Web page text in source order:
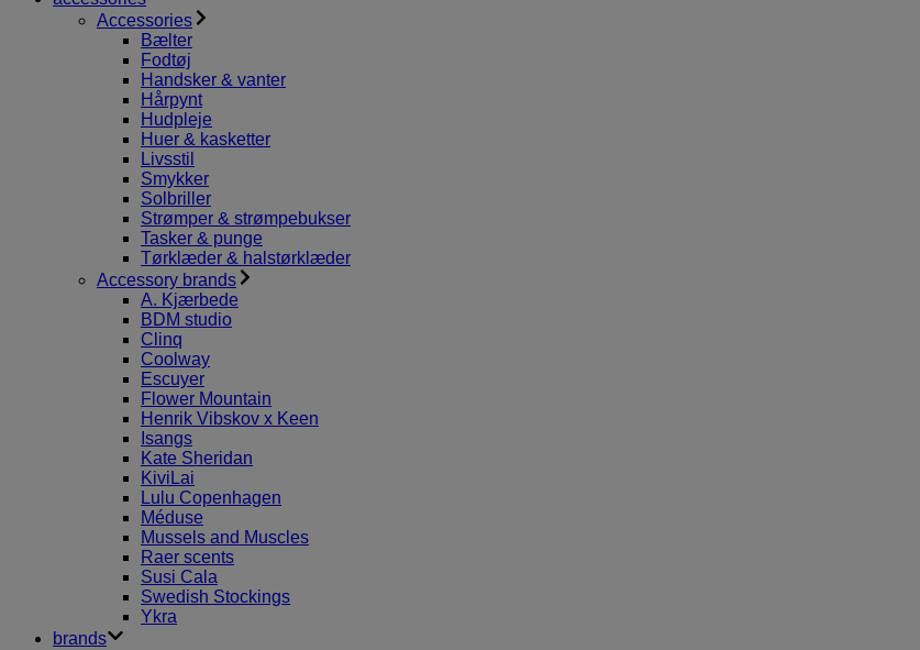
Accessories
Bælter
Fodtøj
Handsker & vanter
Hårpynt
Hudpleje
Huer & kasketter
Livsstil
Smykker
Solbriller
Strømper & strømpebukser
Tasker & punge
Tørklæder & halstørklæder
Accessory brands
A. Kjærbede
BDM studio
Clinq
Coolway
Escuyer
Flower Mountain
Henrik Vibskov x Keen
Isangs
Kate Sheridan
KiviLai
Lulu Copenhagen
Méduse
Mussels and Muscles
Raer scents
Susi Cala
Swedish Stockings
Ykra
brands